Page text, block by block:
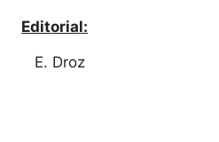
Editorial:
E. Droz